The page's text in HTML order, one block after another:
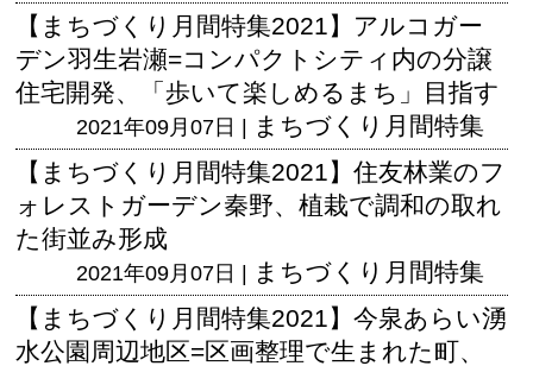
【まちづくり月間特集2021】アルコガー
デン羽生岩瀬=コンパクトシティ内の分譲
住宅開発、「歩いて楽しめるまち」目指す
2021年09月07日 | まちづくり月間特集
【まちづくり月間特集2021】住友林業のフ
ォレストガーデン秦野、植栽で調和の取れ
た街並み形成
2021年09月07日 | まちづくり月間特集
【まちづくり月間特集2021】今泉あらい湧
水公園周辺地区=区画整理で生まれた町、